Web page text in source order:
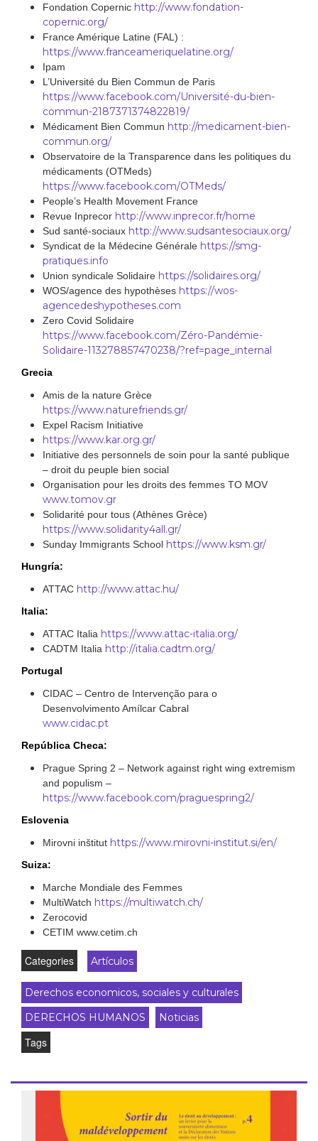
Fondation Copernic http://www.fondation-
copernic.org/
France Amérique Latine (FAL) :
https://www.franceameriquelatine.org/
Ipam
L’Université du Bien Commun de Paris
https://www.facebook.com/Université-du-bien-
commun-2187371374822819/
Médicament Bien Commun http://medicament-bien-
commun.org/
Observatoire de la Transparence dans les politiques du
médicaments (OTMeds)
https://www.facebook.com/OTMeds/
People’s Health Movement France
Revue Inprecor http://www.inprecor.fr/home
Sud santé-sociaux http://www.sudsantesociaux.org/
Syndicat de la Médecine Générale https://smg-
pratiques.info
Union syndicale Solidaire https://solidaires.org/
WOS/agence des hypothèses https://wos-
agencedeshypotheses.com
Zero Covid Solidaire
https://www.facebook.com/Zéro-Pandémie-
Solidaire-113278857470238/?ref=page_internal
Grecia
Amis de la nature Grèce
https://www.naturefriends.gr/
Expel Racism Initiative
https://www.kar.org.gr/
Initiative des personnels de soin pour la santé publique
– droit du peuple bien social
Organisation pour les droits des femmes TO MOV
www.tomov.gr
Solidarité pour tous (Athènes Grèce)
https://www.solidarity4all.gr/
Sunday Immigrants School https://www.ksm.gr/
Hungría:
ATTAC http://www.attac.hu/
Italia:
ATTAC Italia https://www.attac-italia.org/
CADTM Italia http://italia.cadtm.org/
Portugal
CIDAC – Centro de Intervenção para o
Desenvolvimento Amílcar Cabral
www.cidac.pt
República Checa:
Prague Spring 2 – Network against right wing extremism
and populism –
https://www.facebook.com/praguespring2/
Eslovenia
Mirovni inštitut https://www.mirovni-institut.si/en/
Suiza:
Marche Mondiale des Femmes
MultiWatch https://multiwatch.ch/
Zerocovid
CETIM www.cetim.ch
Categories Artículos
Derechos economicos, sociales y culturales
DERECHOS HUMANOS
Noticias
Tags